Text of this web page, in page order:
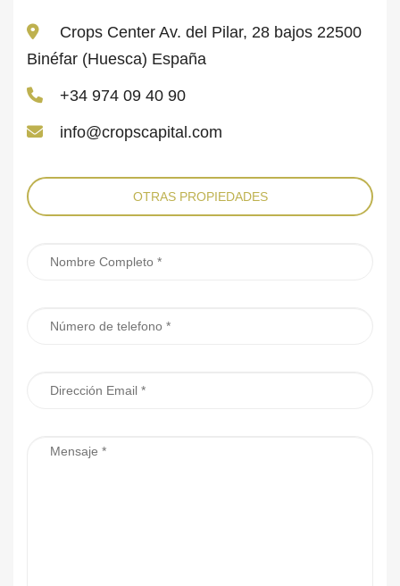
Crops Center Av. del Pilar, 28 bajos 22500
Binéfar (Huesca) España
+34 974 09 40 90
info@cropscapital.com
OTRAS PROPIEDADES